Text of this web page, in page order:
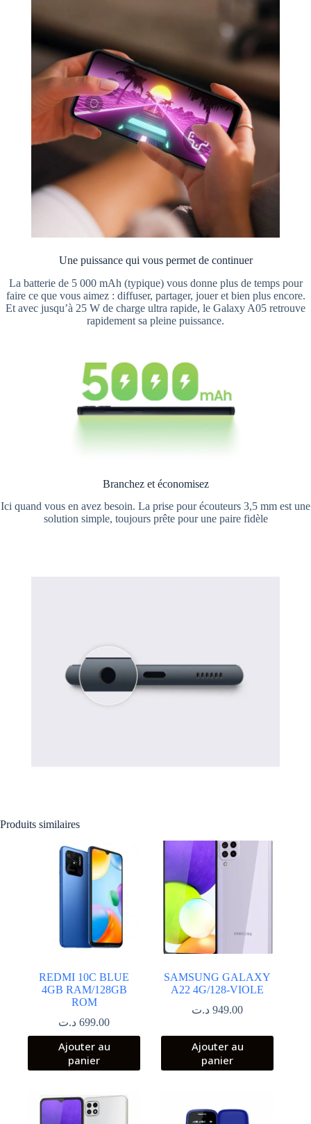
Une puissance qui vous permet de continuer
La batterie de 5 000 mAh (typique) vous donne plus de temps pour
faire ce que vous aimez : diffuser, partager, jouer et bien plus encore.
Et avec jusqu’à 25 W de charge ultra rapide, le Galaxy A05 retrouve
rapidement sa pleine puissance.
Branchez et économisez
Ici quand vous en avez besoin. La prise pour écouteurs 3,5 mm est une
solution simple, toujours prête pour une paire fidèle
Produits similaires
REDMI 10C BLUE
4GB RAM/128GB
ROM
699.00 د.ت
Ajouter au
panier
SAMSUNG GALAXY
A22 4G/128-VIOLE
949.00 د.ت
Ajouter au
panier